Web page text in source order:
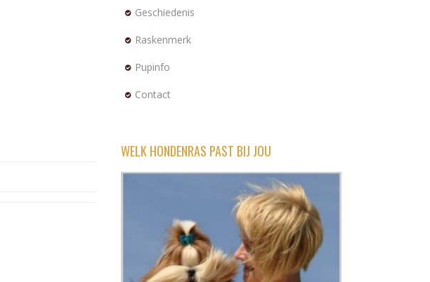
Geschiedenis
Raskenmerk
Pupinfo
Contact
WELK HONDENRAS PAST BIJ JOU